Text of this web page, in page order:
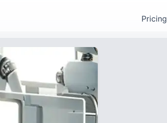
Pricing